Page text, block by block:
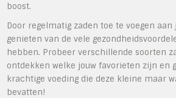
boost.
Door regelmatig zaden toe te voegen
genieten van de vele
hebben. Probeer verschillende soorten
ontdekken welke jouw favorieten zijn en
krachtige voeding die deze kleine maar
bevatten!